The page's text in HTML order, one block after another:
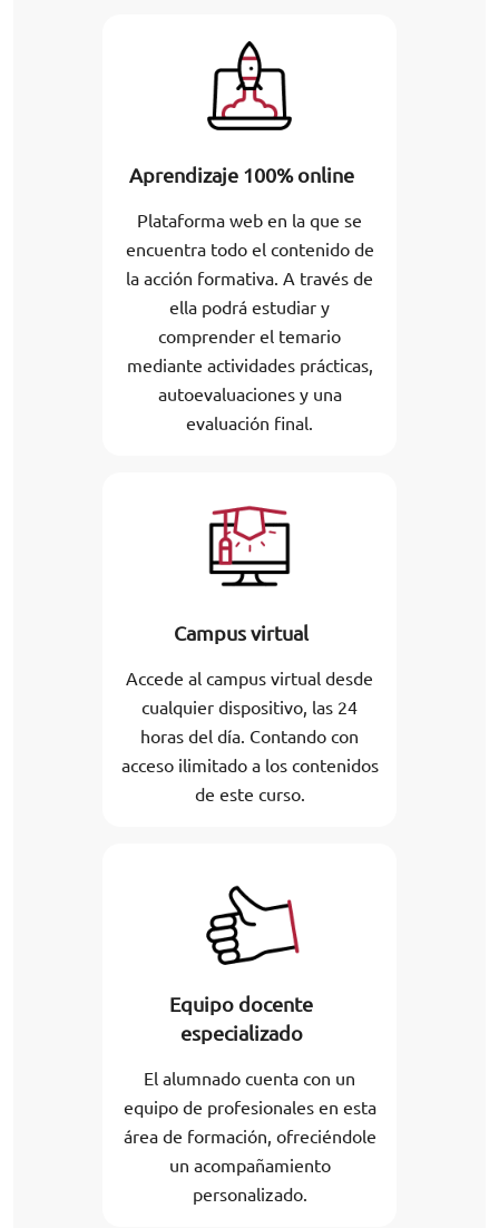
Aprendizaje 100% online
Plataforma web en la que se
encuentra todo el contenido de
la acción formativa. A través de
ella podrá estudiar y
comprender el temario
mediante actividades prácticas,
autoevaluaciones y una
evaluación final.
Campus virtual
Accede al campus virtual desde
cualquier dispositivo, las 24
horas del día. Contando con
acceso ilimitado a los contenidos
de este curso.
Equipo docente
especializado
El alumnado cuenta con un
equipo de profesionales en esta
área de formación, ofreciéndole
un acompañamiento
personalizado.